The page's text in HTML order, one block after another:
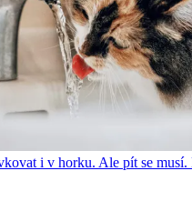
i v horku. Ale pít se